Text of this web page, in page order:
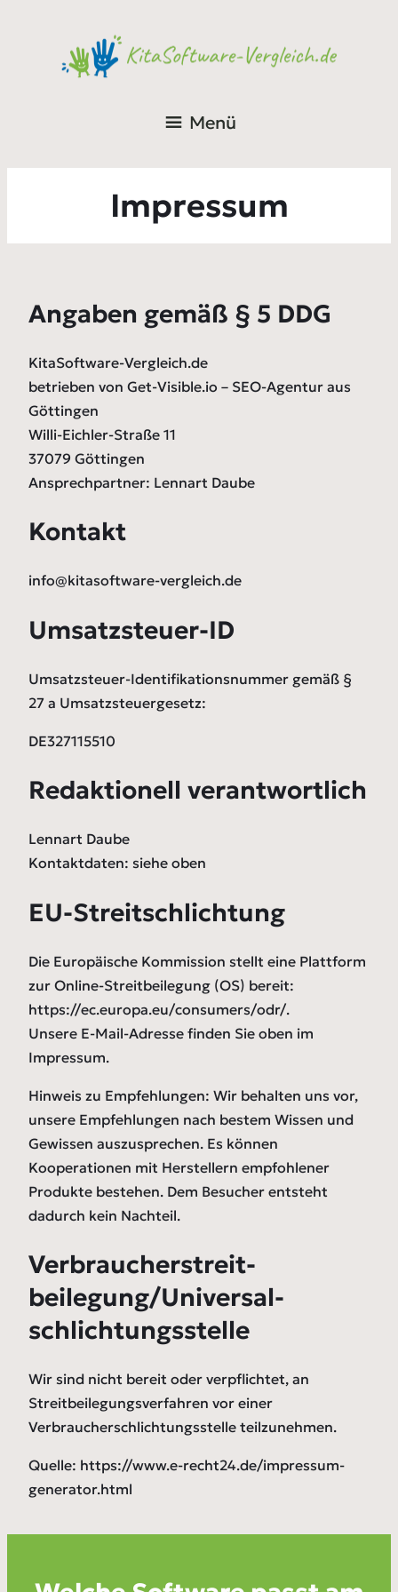
Menü
Impressum
Angaben gemäß § 5 DDG
KitaSoftware-Vergleich.de
betrieben von Get-Visible.io – SEO-Agentur aus
Göttingen
Willi-Eichler-Straße 11
37079 Göttingen
Ansprechpartner: Lennart Daube
Kontakt
info@kitasoftware-vergleich.de
Umsatzsteuer-ID
Umsatzsteuer-Identifikationsnummer gemäß §
27 a Umsatzsteuergesetz:
DE327115510
Redaktionell verantwortlich
Lennart Daube
Kontaktdaten: siehe oben
EU-Streitschlichtung
Die Europäische Kommission stellt eine Plattform
zur Online-Streitbeilegung (OS) bereit:
https://ec.europa.eu/consumers/odr/.
Unsere E-Mail-Adresse finden Sie oben im
Impressum.
Hinweis zu Empfehlungen: Wir behalten uns vor,
unsere Empfehlungen nach bestem Wissen und
Gewissen auszusprechen. Es können
Kooperationen mit Herstellern empfohlener
Produkte bestehen. Dem Besucher entsteht
dadurch kein Nachteil.
Verbraucher­streit­
beilegung/Universal­
schlichtungs­stelle
Wir sind nicht bereit oder verpflichtet, an
Streitbeilegungsverfahren vor einer
Verbraucherschlichtungsstelle teilzunehmen.
Quelle: https://www.e-recht24.de/impressum-
generator.html